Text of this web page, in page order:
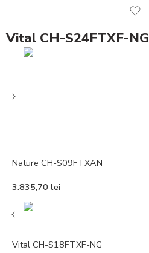
Vital CH-S24FTXF-NG
Nature CH-S09FTXAN
3.835,70 lei
Vital CH-S18FTXF-NG